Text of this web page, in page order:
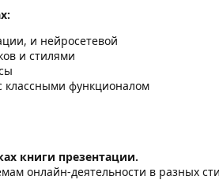
и нейросетевой
и стилями
классными функционалом
книги презентации.
онлайн-деятельности в разных